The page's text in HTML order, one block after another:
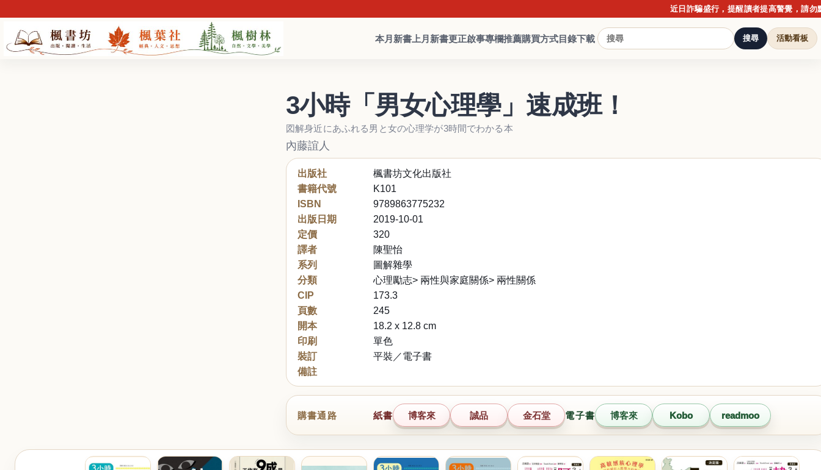
近日詐騙盛行，提醒讀者提高警覺，請勿點擊不
本月新書 上月新書更正啟事專欄推薦購買方式目錄下載 搜尋 活動看板
3小時「男女心理學」速成班！
図解身近にあふれる男と女の心理学が3時間でわかる本
內藤誼人
出版社
楓書坊文化出版社
書籍代號
K101
ISBN
9789863775232
出版日期
2019-10-01
定價
320
譯者
陳聖怡
系列
圖解雜學
分類
心理勵志> 兩性與家庭關係> 兩性關係
CIP
173.3
頁數
245
開本
18.2 x 12.8 cm
印刷
單色
裝訂
平裝／電子書
備註
購書通路 紙書 博客來 誠品 金石堂 電子書 博客來 Kobo readmoo